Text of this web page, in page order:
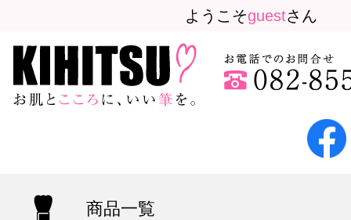
ようこそguestさん
商品一覧